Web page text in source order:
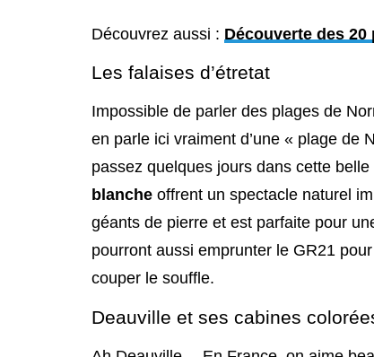
Découvrez aussi : Découverte des
Les falaises d’étretat
Impossible de parler des plages de
en parle ici vraiment d’une « plage de
passez quelques jours dans cette
blanche offrent un spectacle naturel
géants de pierre et est parfaite pour
pourront aussi emprunter le GR21
couper le souffle.
Deauville et ses cabines